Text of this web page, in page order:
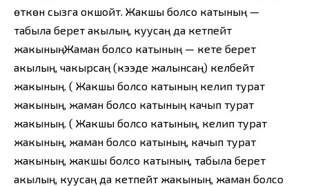
өткөн сызга окшойт. Жакшы болсо катының —
табыла берет акылың, куусаң да кетпейт
жакыныңЖаман болсо катының — кете берет
акылың, чакырсаң (кээде жалынсаң) келбейт
жакының. ( Жакшы болсо катының келип турат
жакының, жаман болсо катының качып турат
жакының. ( Жакшы болсо катының, келип турат
жакының, жаман болсо катының, качып турат
жакының, жакшы болсо катының, табыла берет
акылың, куусаң да кетпейт жакының, жаман болсо